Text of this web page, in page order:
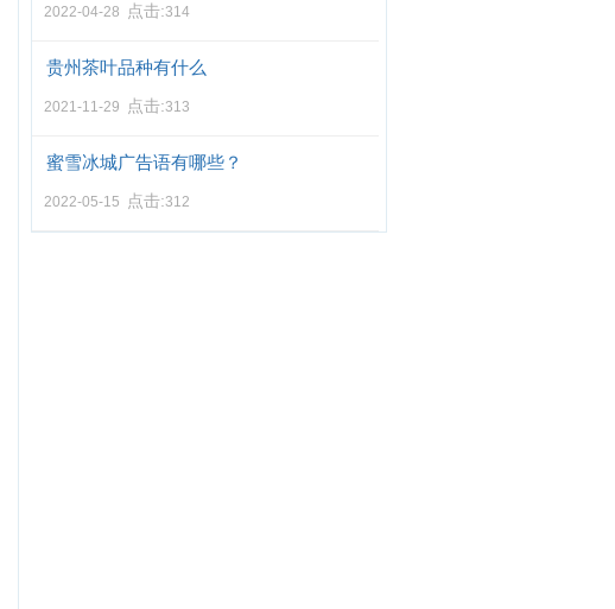
2022-04-28 点击:314
贵州茶叶品种有什么
2021-11-29 点击:313
蜜雪冰城广告语有哪些？
2022-05-15 点击:312